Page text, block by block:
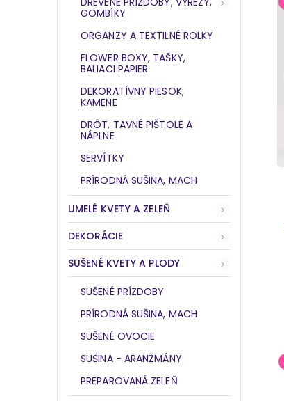
GOMBÍKY
ORGANZY A TEXTILNÉ ROLKY
FLOWER BOXY, TAŠKY,
BALIACI PAPIER
DEKORATÍVNY PIESOK,
KAMENE
DRÔT, TAVNÉ PIŠTOLE A
NÁPLNE
SERVÍTKY
PRÍRODNÁ SUŠINA, MACH
UMELÉ KVETY A ZELEŇ
DEKORÁCIE
SUŠENÉ KVETY A PLODY
SUŠENÉ PRÍZDOBY
PRÍRODNÁ SUŠINA, MACH
SUŠENÉ OVOCIE
SUŠINA - ARANŽMÁNY
PREPAROVANÁ ZELEŇ